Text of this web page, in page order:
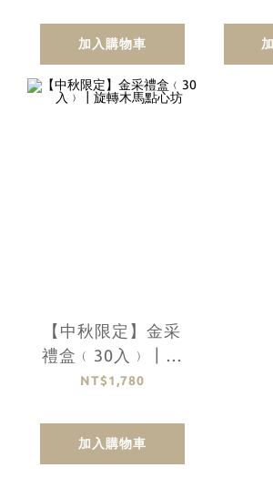
加入購物車
【中秋限定】金采
禮盒﹙30入﹚┃旋
轉木馬點心坊
NT$1,780
加入購物車